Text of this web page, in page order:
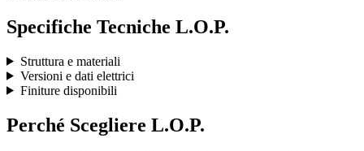
Specifiche Tecniche L.O.P.
Struttura e materiali
Versioni e dati elettrici
Finiture disponibili
Perché Scegliere L.O.P.